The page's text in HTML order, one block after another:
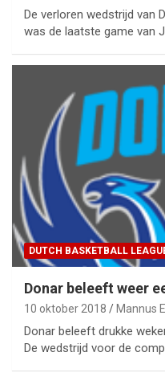
De verloren wedstrijd van
was de laatste game van
DUTCH BASKETBALL
Donar beleeft weer
10 oktober 2018 Mannus
Donar beleeft drukke
De wedstrijd voor de